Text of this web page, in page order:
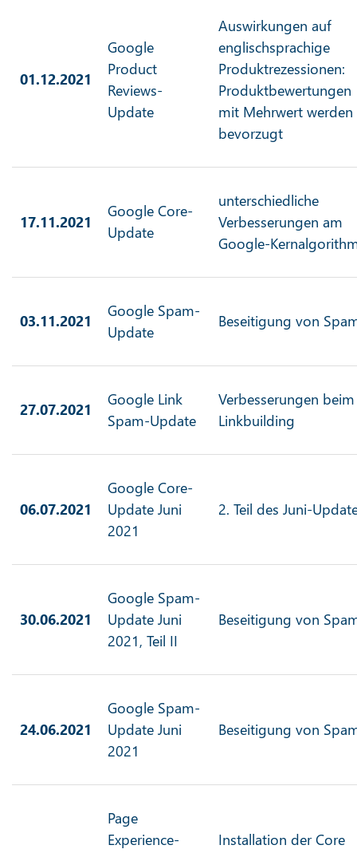
01.12.2021
Google
Product
Reviews-
Update
Auswirkungen auf
englischsprachige
Produktrezessionen:
Produktbewertungen
mit Mehrwert werden
bevorzugt
17.11.2021
Google Core-
Update
unterschiedliche
Verbesserungen am
Google-
03.11.2021
Google Spam-
Update
Beseitigung von
27.07.2021
Google Link
Spam-Update
Verbesserungen beim
Linkbuilding
06.07.2021
Google Core-
Update Juni
2021
2. Teil des Juni-
30.06.2021
Google Spam-
Update Juni
2021, Teil II
Beseitigung von
24.06.2021
Google Spam-
Update Juni
2021
Beseitigung von
Page
Experience-
Installation der Core